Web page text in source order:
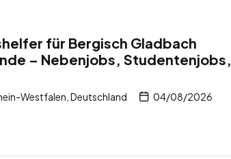
für Bergisch Gladbach
– Nebenjobs, Studentenjobs,
Westfalen, Deutschland 04/08/2026